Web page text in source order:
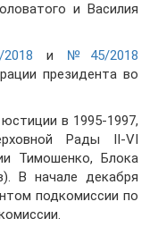
и Василия
и №45/2018
президента во
в 1995-1997,
Рады ІІ-VI
Тимошенко, Блока
В начале декабря
подкомиссии по